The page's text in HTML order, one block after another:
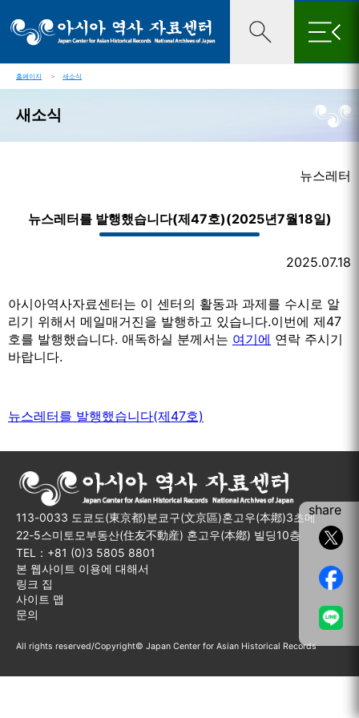
×
홈페이지 ＞ 새소식
새소식
뉴스레터
뉴스레터를 발행했습니다(제47호)(2025년7월18일)
2025.07.18
아시아역사자료센터는 이 센터의 활동과 과제를 수시로 알
리기 위해서 메일매거진을 발행하고 있습니다.이번에 제47
호를 발행했습니다. 애독하실 분께서는 여기에 연락 주시기
바랍니다.
뉴스레터를 발행했습니다(제47호)
113-0033 도쿄도(東京都)분쿄구(文京區)혼고우(本鄕)3초메
22-5스미토모부동산(住友不動産) 혼고우(本鄕) 빌딩10층
TEL：+81 (0)3 5805 8801
본 웹사이트 이용에 대해서
링크 집
사이트 맵
문의
All rights reserved/Copyright© Japan Center for Asian Historical Records
share